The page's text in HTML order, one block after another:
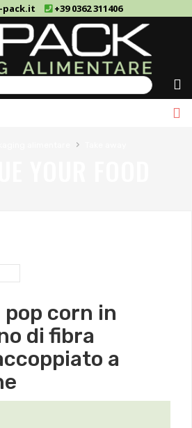
+39 0362 311406
›
corn in
di fibra
a